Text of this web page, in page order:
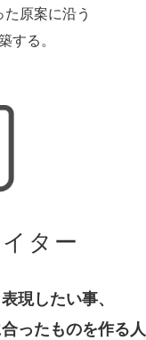
原案に沿う
する。
ター
現したい事、
ったものを作る人